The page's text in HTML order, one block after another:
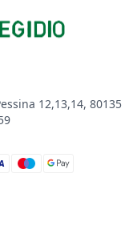
12,13,14,